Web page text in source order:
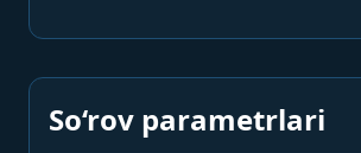
So‘rov parametrlari